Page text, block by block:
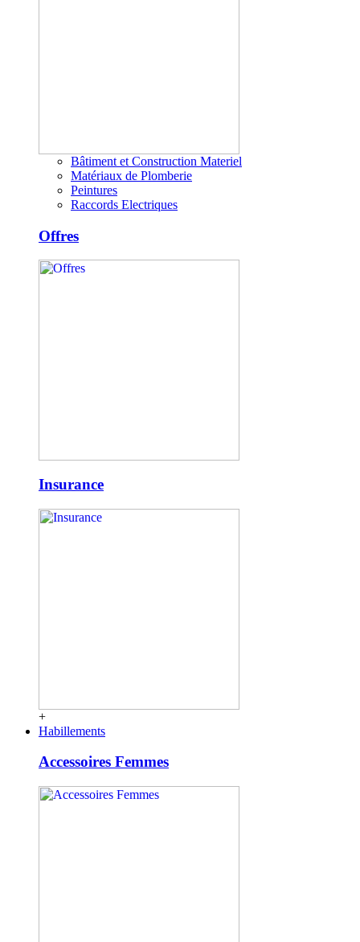
Bâtiment et Construction Materiel
Matériaux de Plomberie
Peintures
Raccords Electriques
Offres
Insurance
+
Habillements
Accessoires Femmes